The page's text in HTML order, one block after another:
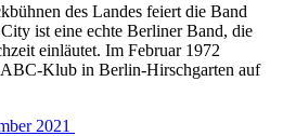
des Landes feiert die Band
ist eine echte Berliner Band, die
einläutet. Im Februar 1972
ABC-Klub in Berlin-Hirschgarten auf
2021